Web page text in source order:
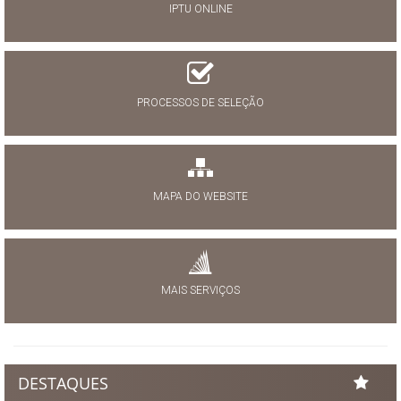
IPTU ONLINE
PROCESSOS DE SELEÇÃO
MAPA DO WEBSITE
MAIS SERVIÇOS
DESTAQUES